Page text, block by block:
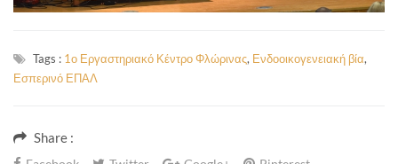
Tags : 1ο Εργαστηριακό Κέντρο Φλώρινας, Ενδοοικογενειακή βία,
Εσπερινό ΕΠΑΛ
Share :